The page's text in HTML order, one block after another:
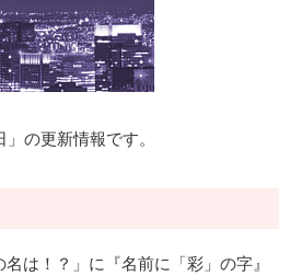
の更新情報です。
は！？」に『名前に「彩」の字』